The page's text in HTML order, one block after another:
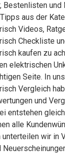
und
aus der
Videos,
Checkliste
kaufen zu
elektrischen
Seite. In
Vergleich
und
entstehen
alle
wir in